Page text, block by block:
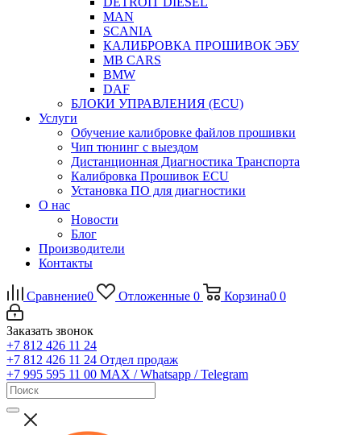
MAN
SCANIA
КАЛИБРОВКА ПРОШИВОК ЭБУ
MB CARS
BMW
DAF
БЛОКИ УПРАВЛЕНИЯ (ECU)
Услуги
Обучение калибровке файлов прошивки
Чип тюнинг с выездом
Дистанционная Диагностика Транспорта
Калибровка Прошивок ECU
Установка ПО для диагностики
О нас
Новости
Блог
Производители
Контакты
Сравнение0 Отложенные 0 Корзина0 0
Заказать звонок
+7 812 426 11 24
+7 812 426 11 24 Отдел продаж
+7 995 595 11 00 MAX / Whatsapp / Telegram